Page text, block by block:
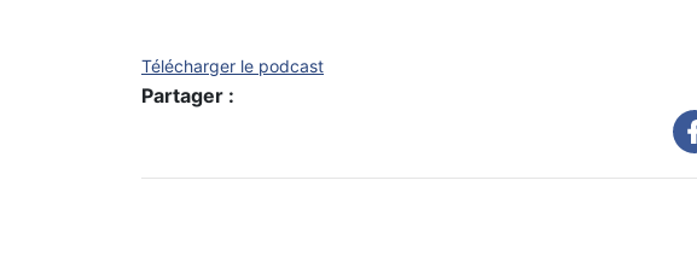
Télécharger le podcast
Partager :